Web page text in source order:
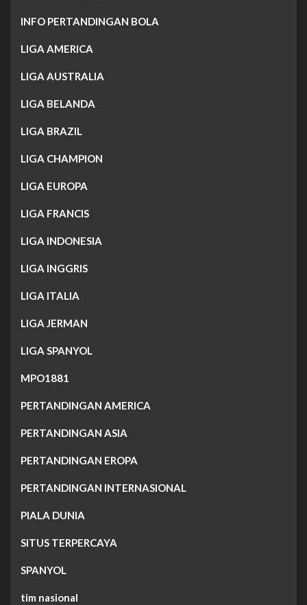
INFO PERTANDINGAN BOLA
LIGA AMERICA
LIGA AUSTRALIA
LIGA BELANDA
LIGA BRAZIL
LIGA CHAMPION
LIGA EUROPA
LIGA FRANCIS
LIGA INDONESIA
LIGA INGGRIS
LIGA ITALIA
LIGA JERMAN
LIGA SPANYOL
MPO1881
PERTANDINGAN AMERICA
PERTANDINGAN ASIA
PERTANDINGAN EROPA
PERTANDINGAN INTERNASIONAL
PIALA DUNIA
SITUS TERPERCAYA
SPANYOL
tim nasional